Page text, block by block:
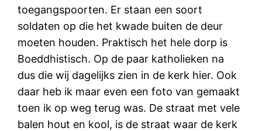
toegangspoorten. Er staan een soort
soldaten op die het kwade buiten de deur
moeten houden. Praktisch het hele dorp is
Boeddhistisch. Op de paar katholieken na
dus die wij dagelijks zien in de kerk hier. Ook
daar heb ik maar even een foto van gemaakt
toen ik op weg terug was. De straat met vele
balen hout en kool, is de straat waar de kerk